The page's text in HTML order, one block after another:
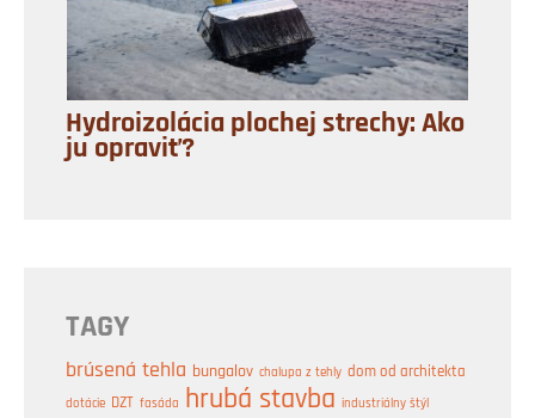
Hydroizolácia plochej strechy: Ako
ju opraviť?
TAGY
brúsená tehla bungalov chalupa z tehly dom od architekta
dotácie DZT fasáda hrubá stavba industriálny štýl